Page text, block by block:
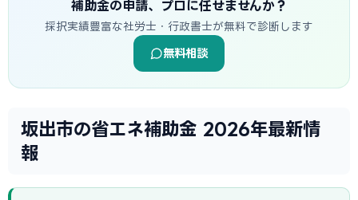
補助金の申請、プロに任せませんか？
採択実績豊富な社労士・行政書士が無料で診断します
無料相談
坂出市の省エネ補助金 2026年最新情
報